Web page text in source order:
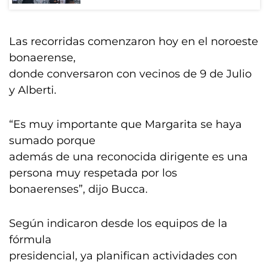
Las recorridas comenzaron hoy en el noroeste
bonaerense,
donde conversaron con vecinos de 9 de Julio
y Alberti.
“Es muy importante que Margarita se haya
sumado porque
además de una reconocida dirigente es una
persona muy respetada por los
bonaerenses”, dijo Bucca.
Según indicaron desde los equipos de la
fórmula
presidencial, ya planifican actividades con